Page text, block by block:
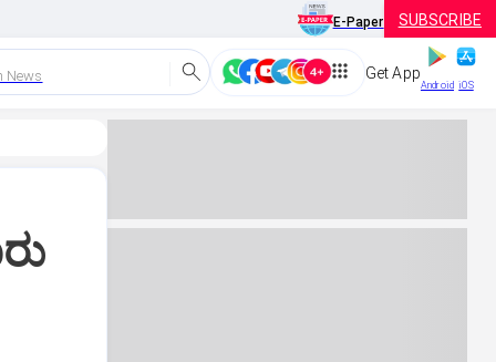
E-Paper SUBSCRIBE
News Get App
Android iOS